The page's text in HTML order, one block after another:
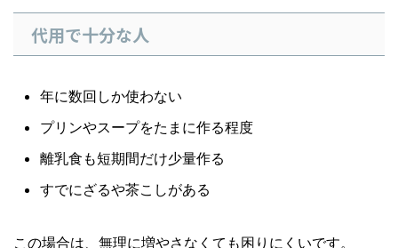
代用で十分な人
年に数回しか使わない
プリンやスープをたまに作る程度
離乳食も短期間だけ少量作る
すでにざるや茶こしがある
この場合は、無理に増やさなくても困りにくいです。